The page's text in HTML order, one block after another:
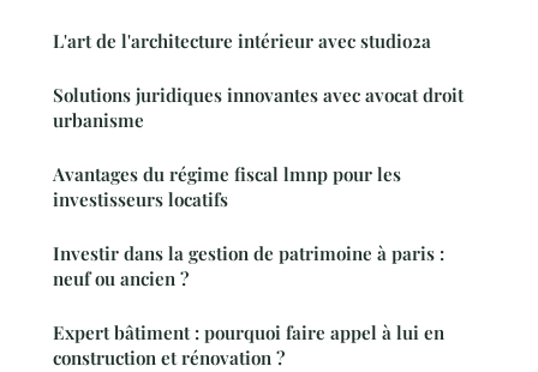
L'art de l'architecture intérieur avec studio2a
Solutions juridiques innovantes avec avocat droit
urbanisme
Avantages du régime fiscal lmnp pour les
investisseurs locatifs
Investir dans la gestion de patrimoine à paris :
neuf ou ancien ?
Expert bâtiment : pourquoi faire appel à lui en
construction et rénovation ?